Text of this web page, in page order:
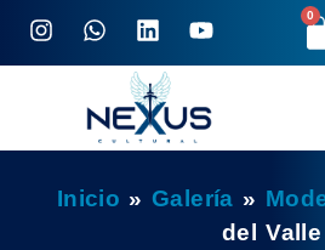
0
Inicio » Galería »
del Valle